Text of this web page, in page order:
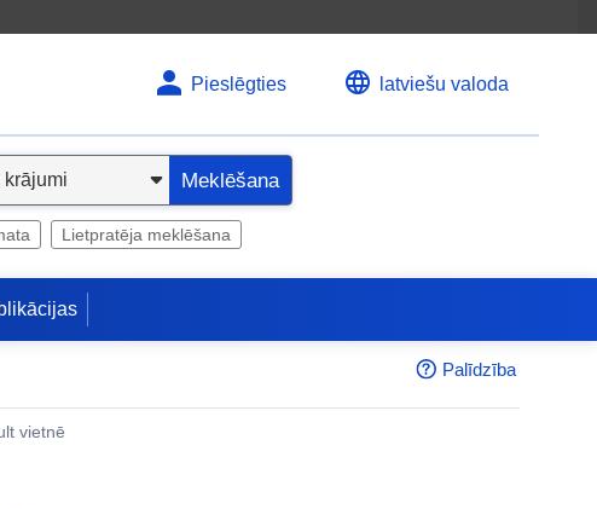
Pieslēgties latviešu valoda
Meklēšana
Lietpratēja meklēšana
Palīdzība
vietnē